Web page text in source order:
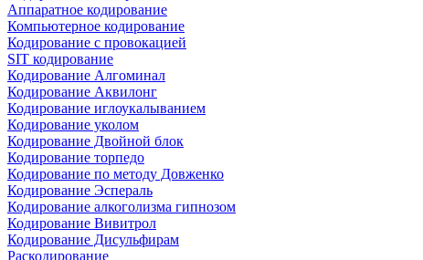
Аппаратное кодирование
Компьютерное кодирование
Кодирование с провокацией
SIT кодирование
Кодирование Алгоминал
Кодирование Аквилонг
Кодирование иглоукалыванием
Кодирование уколом
Кодирование Двойной блок
Кодирование торпедо
Кодирование по методу Довженко
Кодирование Эспераль
Кодирование алкоголизма гипнозом
Кодирование Вивитрол
Кодирование Дисульфирам
Раскодирование